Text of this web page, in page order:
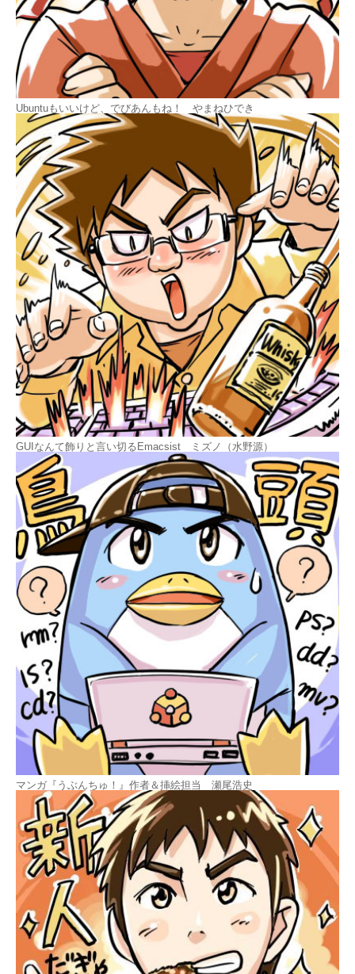
Ubuntuもいいけど、でびあんもね！ やまねひでき
GUIなんて飾りと言い切るEmacsist ミズノ（水野源）
マンガ『うぶんちゅ！』作者＆挿絵担当 瀬尾浩史